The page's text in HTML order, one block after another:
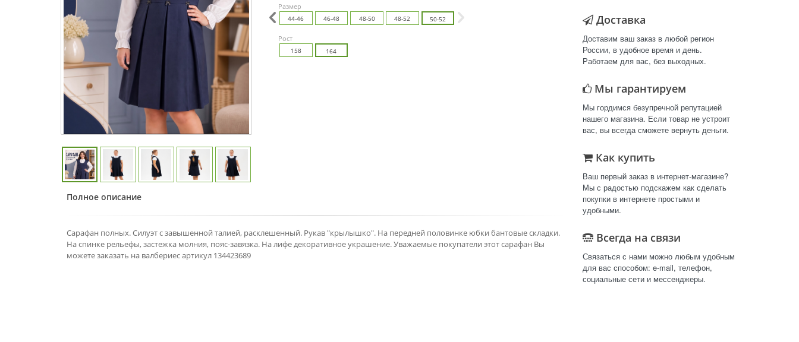
Размер
40-42 44-46 46-48 48-50 48-52 50-52
Рост
158 164
Полное описание
Сарафан полных. Силуэт с завышенной талией, расклешенный. Рукав "крылышко". На передней половинке юбки бантовые складки.
На спинке рельефы, застежка молния, пояс-завязка. На лифе декоративное украшение. Уважаемые покупатели этот сарафан Вы
можете заказать на валбериес артикул 134423689
Доставка
Доставим ваш заказ в любой регион
России, в удобное время и день.
Работаем для вас, без выходных.
Мы гарантируем
Мы гордимся безупречной репутацией
нашего магазина. Если товар не устроит
вас, вы всегда сможете вернуть деньги.
Как купить
Ваш первый заказ в интернет-магазине?
Мы с радостью подскажем как сделать
покупки в интернете простыми и
удобными.
Всегда на связи
Связаться с нами можно любым удобным
для вас способом: e-mail, телефон,
социальные сети и мессенджеры.